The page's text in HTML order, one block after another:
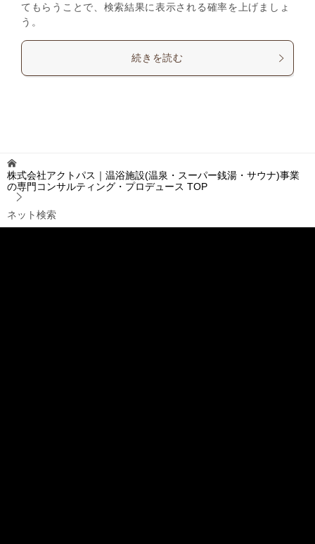
てもらうことで、検索結果に表示される確率を上げましょ
う。
続きを読む
株式会社アクトパス｜温浴施設(温泉・スーパー銭湯・サウナ)事業
の専門コンサルティング・プロデュース TOP
ネット検索